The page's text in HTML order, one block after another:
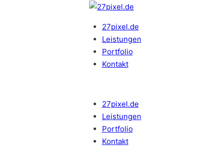
27pixel.de
Leistungen
Portfolio
Kontakt
27pixel.de
Leistungen
Portfolio
Kontakt